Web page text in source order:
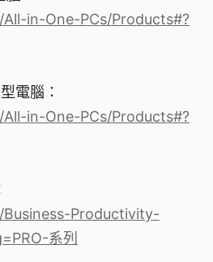
in-One-PCs/Products#?
電腦：
in-One-PCs/Products#?
Productivity-
系列